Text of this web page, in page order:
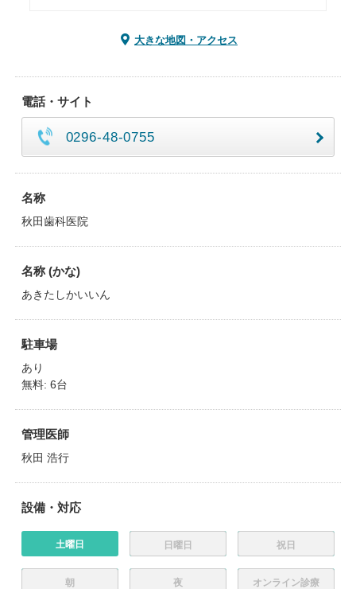
大きな地図・アクセス
電話・サイト
0296-48-0755
名称
秋田歯科医院
名称 (かな)
あきたしかいいん
駐車場
あり
無料: 6台
管理医師
秋田 浩行
設備・対応
土曜日 日曜日 祝日
朝 夜 オンライン診療